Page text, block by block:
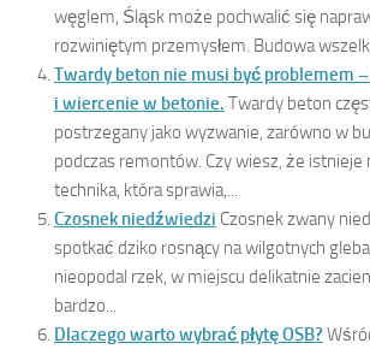
węglem, Śląsk może pochwalić się
rozwiniętym przemysłem. Budowa
Twardy beton nie musi być problemem
i wiercenie w betonie. Twardy beton
postrzegany jako wyzwanie, zarówno w
podczas remontów. Czy wiesz, że istnieje
technika, która sprawia,...
Czosnek niedźwiedzi Czosnek zwany
spotkać dziko rosnący na wilgotnych
nieopodal rzek, w miejscu delikatnie
bardzo...
Dlaczego warto wybrać płytę OSB?